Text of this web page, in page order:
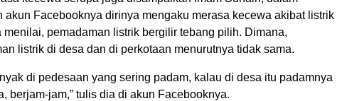
akun Facebooknya dirinya mengaku merasa kecewa akibat listrik
menilai, pemadaman listrik bergilir tebang pilih. Dimana,
listrik di desa dan di perkotaan menurutnya tidak sama.
di pedesaan yang sering padam, kalau di desa itu padamnya
berjam-jam,” tulis dia di akun Facebooknya.